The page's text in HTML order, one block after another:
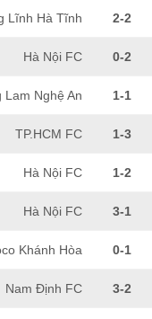
Lĩnh Hà Tĩnh 2-2
Hà Nội FC 0-2
Lam Nghệ An 1-1
TP.HCM FC 1-3
Hà Nội FC 1-2
Hà Nội FC 3-1
Khánh Hòa 0-1
Nam Định FC 3-2